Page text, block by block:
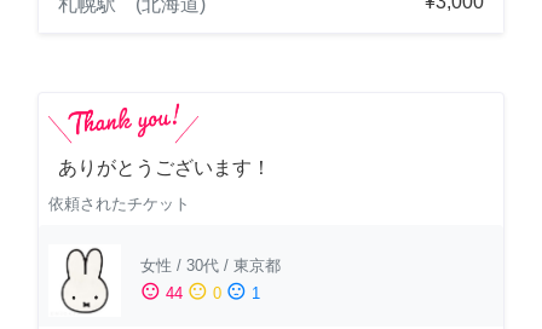
ありがとうございます！
依頼されたチケット
女性 / 30代 / 東京都
sentiment_satisfied 44 sentiment_neutral 0 sentiment_dissatisfied 1